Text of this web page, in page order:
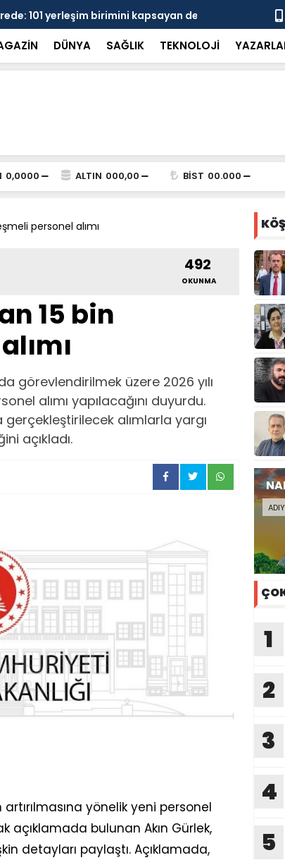
yerleşim birimini kapsayan dev su
Prof. Dr.
kırılmayı
DÜNYA SAĞLIK TEKNOLOJİ
0,0000 ALTIN 000,00 BİST 00.000
personel alımı
492
OKUNMA
15 bin
görevlendirilmek üzere 2026 yılı
alımı yapılacağını duyurdu.
gerçekleştirilecek alımlarla yargı
açıkladı.
yönelik yeni personel
açıklamada bulunan Akın Gürlek,
detayları paylaştı. Açıklamada,
1
2
3
4
5